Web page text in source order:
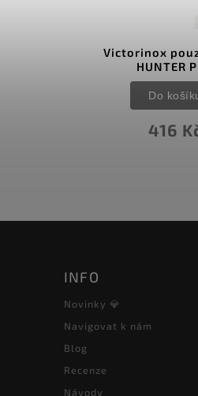
Victorinox
HUNTER
416
Do
INFO
Novinky 💎
Navigovat k nám
Blog
Recenze
Návody